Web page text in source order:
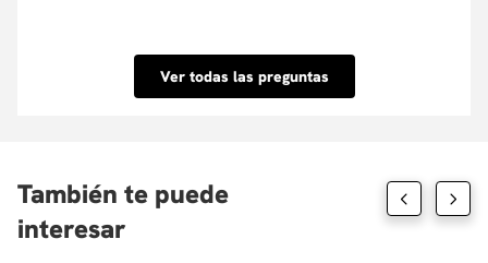
inmediata. Conoce las entidades con las que
tenemos convenio aquí.
Ver todas las preguntas
También te puede
interesar